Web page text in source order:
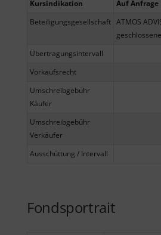
Kursindikation
Auf Anfrage
Beteiligungsgesellschaft ATMOS
Übertragungsintervall
Vorkaufsrecht
Umschreibgebühr
Käufer
Umschreibgebühr
Verkäufer
Ausschüttung / Intervall
Fondsportrait